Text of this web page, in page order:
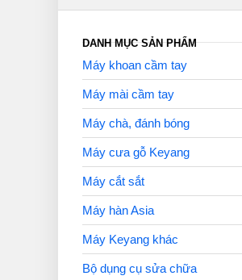
DANH MỤC SẢN PHẨM
Máy khoan cầm tay
Máy mài cầm tay
Máy chà, đánh bóng
Máy cưa gỗ Keyang
Máy cắt sắt
Máy hàn Asia
Máy Keyang khác
Bộ dụng cụ sửa chữa